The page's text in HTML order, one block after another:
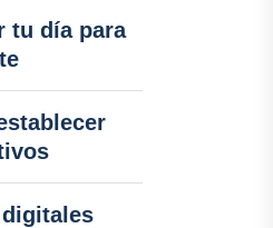
tu día para